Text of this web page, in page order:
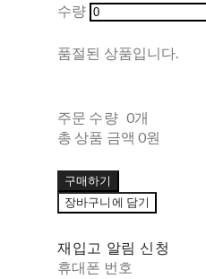
수량
품절된 상품입니다.
주문 수량 0개
총 상품 금액 0원
구매하기
장바구니에 담기
재입고 알림 신청
휴대폰 번호